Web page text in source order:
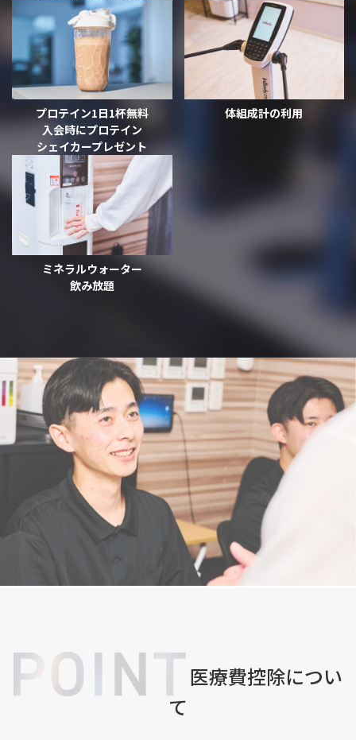
プロテイン1日1杯無料
入会時にプロテイン
シェイカープレゼント
体組成計の利用
ミネラルウォーター
飲み放題
医療費控除につい
て